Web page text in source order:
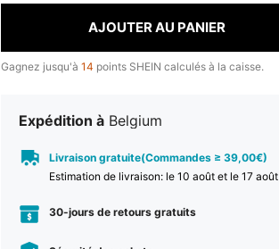
AJOUTER AU PANIER
Gagnez jusqu'à 14 points SHEIN calculés à la caisse.
Expédition à Belgium
Livraison gratuite(Commandes ≥ 39,00€)
Estimation de livraison: le 10 août et le 17 août
30-jours de retours gratuits